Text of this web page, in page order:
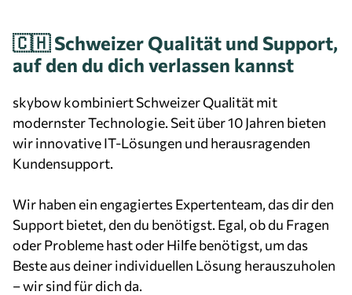
🇨🇭 Schweizer Qualität und Support,
auf den du dich verlassen kannst
skybow kombiniert Schweizer Qualität mit
modernster Technologie. Seit über 10 Jahren bieten
wir innovative IT-Lösungen und herausragenden
Kundensupport.
Wir haben ein engagiertes Expertenteam, das dir den
Support bietet, den du benötigst. Egal, ob du Fragen
oder Probleme hast oder Hilfe benötigst, um das
Beste aus deiner individuellen Lösung herauszuholen
– wir sind für dich da.